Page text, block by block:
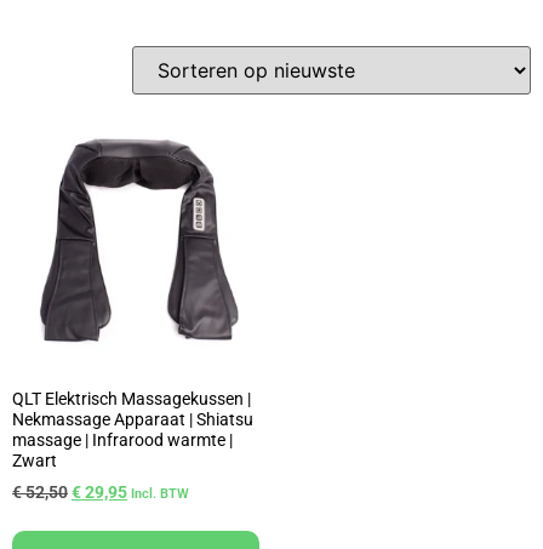
QLT Elektrisch Massagekussen |
Nekmassage Apparaat | Shiatsu
massage | Infrarood warmte |
Zwart
€52,50€29,95 Incl. BTW